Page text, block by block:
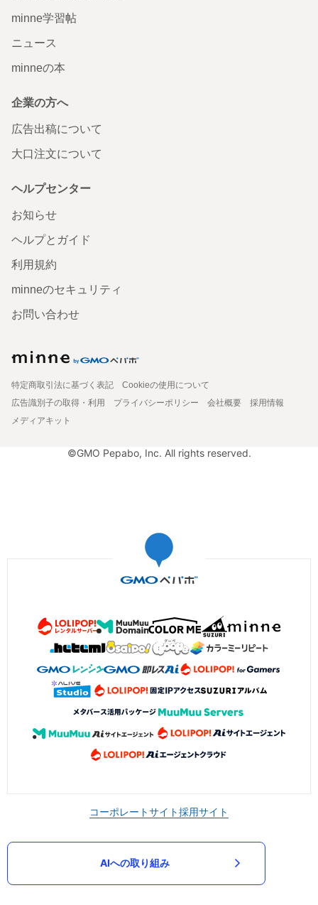
minne学習帖
ニュース
minneの本
企業の方へ
広告出稿について
大口注文について
ヘルプセンター
お知らせ
ヘルプとガイド
利用規約
minneのセキュリティ
お問い合わせ
特定商取引法に基づく表記
Cookieの使用について
広告識別子の取得・利用
プライバシーポリシー 会社概要
採用情報
メディアキット
©GMO Pepabo, Inc. All rights reserved.
コーポレートサイト採用サイト
AIへの取り組み